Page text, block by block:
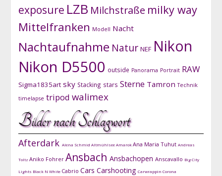
exposure LZB Milchstraße milky way
Mittelfranken Modell Nacht
Nachtaufnahme Natur NEF Nikon
Nikon D5500 outside Panorama Portrait RAW
Sigma1835art sky Stacking stars Sterne Tamron Technik
timelapse tripod walimex
Bilder nach Schlagwort
Afterdark Alena Schmid AltmühlseeAmarokAna Maria Tuhut Andreas
Toltz Aniko Fohrer Ansbach Ansbachopen Anscavallo Big City
Lights Black N White Cabrio Cars Carshooting Carwrappin Corona